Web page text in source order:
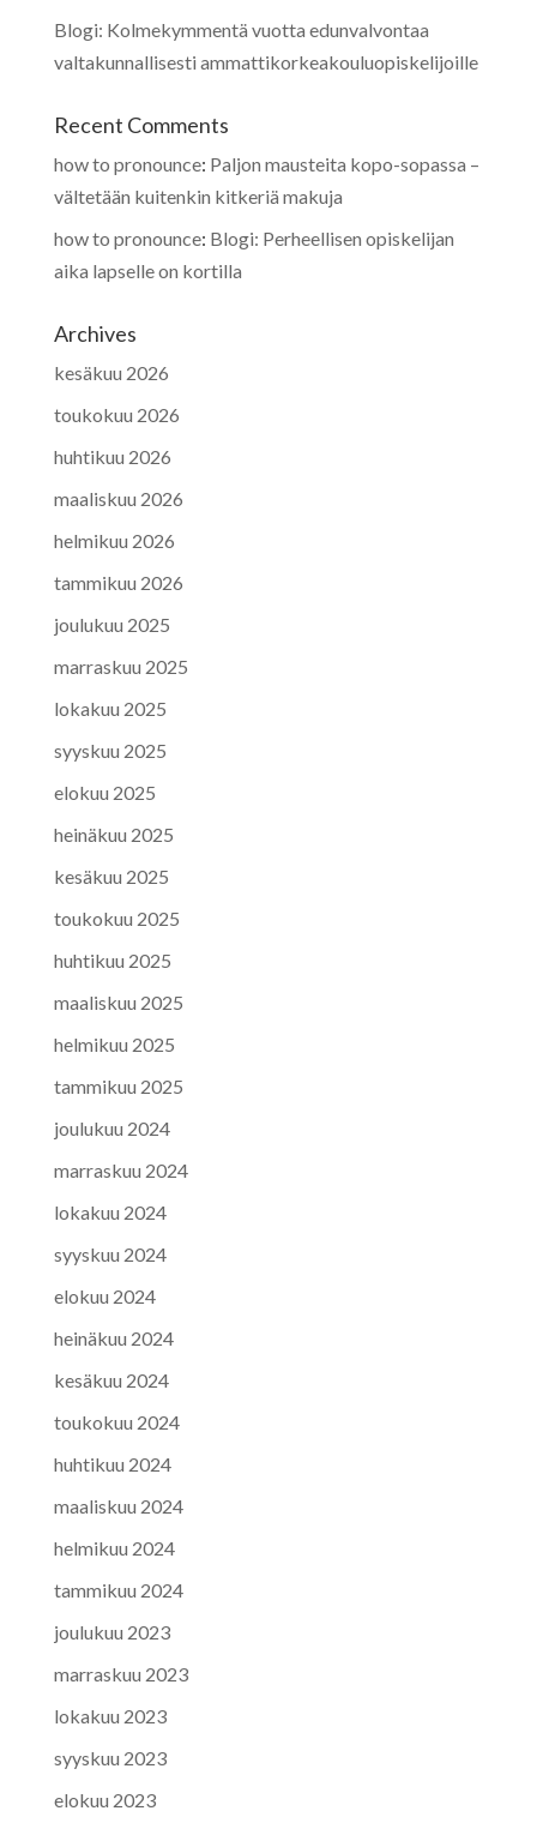
Blogi: Kolmekymmentä vuotta edunvalvontaa
valtakunnallisesti ammattikorkeakouluopiskelijoille
Recent Comments
how to pronounce: Paljon mausteita kopo-sopassa –
vältetään kuitenkin kitkeriä makuja
how to pronounce: Blogi: Perheellisen opiskelijan
aika lapselle on kortilla
Archives
kesäkuu 2026
toukokuu 2026
huhtikuu 2026
maaliskuu 2026
helmikuu 2026
tammikuu 2026
joulukuu 2025
marraskuu 2025
lokakuu 2025
syyskuu 2025
elokuu 2025
heinäkuu 2025
kesäkuu 2025
toukokuu 2025
huhtikuu 2025
maaliskuu 2025
helmikuu 2025
tammikuu 2025
joulukuu 2024
marraskuu 2024
lokakuu 2024
syyskuu 2024
elokuu 2024
heinäkuu 2024
kesäkuu 2024
toukokuu 2024
huhtikuu 2024
maaliskuu 2024
helmikuu 2024
tammikuu 2024
joulukuu 2023
marraskuu 2023
lokakuu 2023
syyskuu 2023
elokuu 2023